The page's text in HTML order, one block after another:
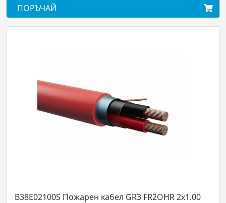
ПОРЪЧАЙ
B38E02100S Пожарен кабел GR3 FR2OHR 2x1.00